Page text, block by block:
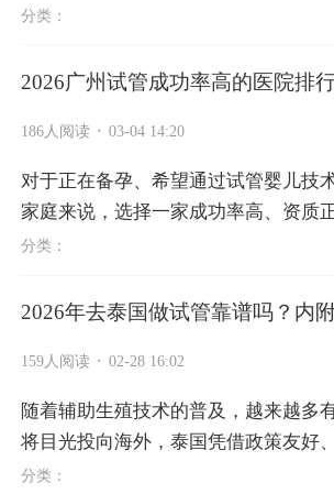
能有效解决多种不孕难题，还能通过
分类：
2026广州试管成功率高的医院排
186人阅读 · 03-04 14:20
对于正在备孕、希望通过试管婴儿技
家庭来说，选择一家成功率高、资质
医院，是整个助孕过程中最关键的一
分类：
2026年去泰国做试管靠谱吗？内
159人阅读 · 02-28 16:02
随着辅助生殖技术的普及，越来越多
将目光投向海外，泰国凭借政策友好
比突出等优势，成为热门选择。2026
分类：